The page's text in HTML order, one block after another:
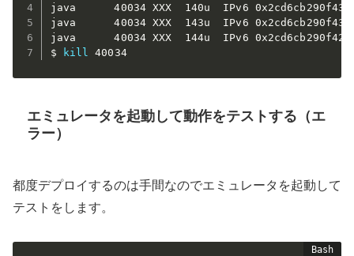
java      40034 XXX  140u  IPv6
java      40034 XXX  143u  IPv6
java      40034 XXX  144u  IPv6
$
kill 40034
エミュレータを起動して動作をテストする（エ
ラー）
都度デプロイするのは手間なのでエミュレータを起動して
テストをします。